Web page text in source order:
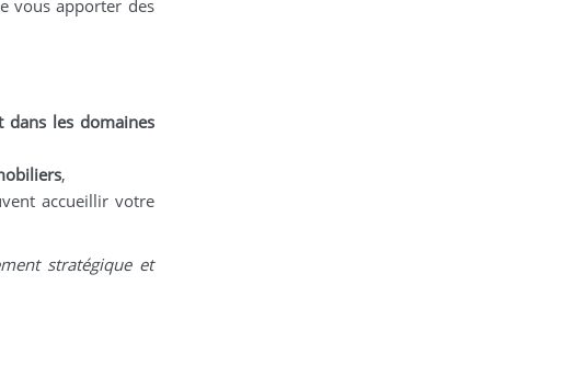
vous apporter des
dans les domaines
,
accueillir votre
stratégique et